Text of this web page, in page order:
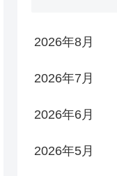
2026年8月
2026年7月
2026年6月
2026年5月